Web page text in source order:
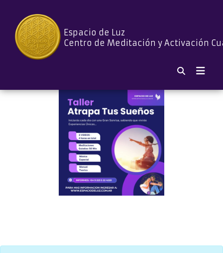
Espacio de Luz
Centro de Meditación y Activación